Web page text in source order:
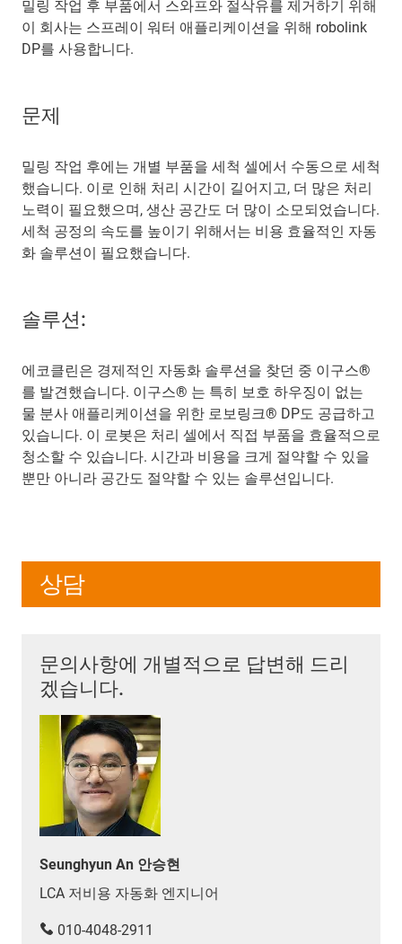
밀링 작업 후 부품에서 스와프와 절삭유를 제거하기 위해
이 회사는 스프레이 워터 애플리케이션을 위해 robolink
DP를 사용합니다.
문제
밀링 작업 후에는 개별 부품을 세척 셀에서 수동으로 세척
했습니다. 이로 인해 처리 시간이 길어지고, 더 많은 처리
노력이 필요했으며, 생산 공간도 더 많이 소모되었습니다.
세척 공정의 속도를 높이기 위해서는 비용 효율적인 자동
화 솔루션이 필요했습니다.
솔루션:
에코클린은 경제적인 자동화 솔루션을 찾던 중 이구스®
를 발견했습니다. 이구스® 는 특히 보호 하우징이 없는
물 분사 애플리케이션을 위한 로보링크® DP도 공급하고
있습니다. 이 로봇은 처리 셀에서 직접 부품을 효율적으로
청소할 수 있습니다. 시간과 비용을 크게 절약할 수 있을
뿐만 아니라 공간도 절약할 수 있는 솔루션입니다.
상담
문의사항에 개별적으로 답변해 드리
겠습니다.
Seunghyun An 안승현
LCA 저비용 자동화 엔지니어
010-4048-2911